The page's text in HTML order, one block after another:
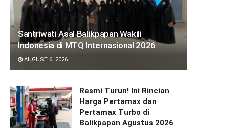
Santriwati Asal Balikpapan Wakili
Indonesia di MTQ Internasional 2026
AUGUST 6, 2026
Resmi Turun! Ini Rincian
Harga Pertamax dan
Pertamax Turbo di
Balikpapan Agustus 2026